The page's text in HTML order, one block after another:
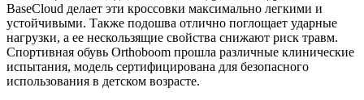
BaseCloud делает эти кроссовки максимально легкими и
устойчивыми. Также подошва отлично поглощает ударные
нагрузки, а ее нескользящие свойства снижают риск травм.
Спортивная обувь Orthoboom прошла различные клинические
испытания, модель сертифицирована для безопасного
использования в детском возрасте.